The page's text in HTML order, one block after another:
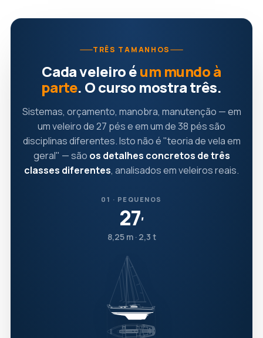
TRÊS TAMANHOS
Cada veleiro éum mundo à
parte. O curso mostra três.
Sistemas, orçamento, manobra, manutenção — em
um veleiro de 27 pés e em um de 38 pés são
disciplinas diferentes. Isto não é "teoria de vela em
geral" — são os detalhes concretos de três
classes diferentes, analisados em veleiros reais.
01 · PEQUENOS
27′
8,25 m · 2,3 t